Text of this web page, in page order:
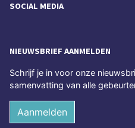
SOCIAL MEDIA
NIEUWSBRIEF AANMELDEN
Schrijf je in voor onze
samenvatting van alle
Aanmelden